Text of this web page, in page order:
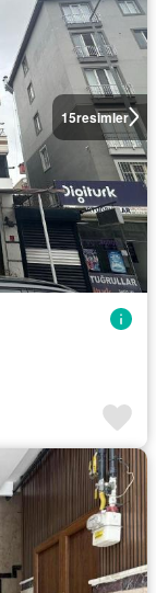
15resimler